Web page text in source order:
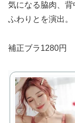
気になる脇肉、背
ふわりとを演出。
補正ブラ1280円